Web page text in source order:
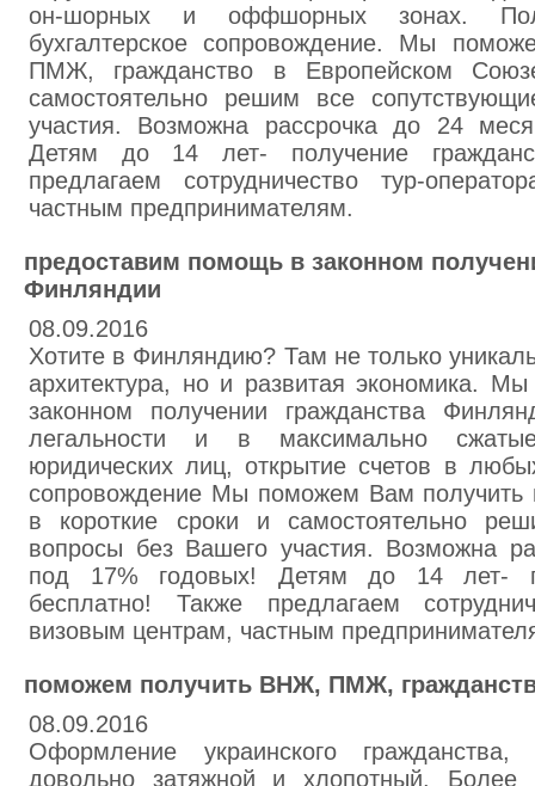
он-шорных и оффшорных зонах.
бухгалтерское сопровождение. Мы
ПМЖ, гражданство в Европейском
самостоятельно решим все
участия. Возможна рассрочка до 24
Детям до 14 лет- получение
предлагаем сотрудничество тур-
частным предпринимателям.
предоставим помощь в законном
Финляндии
08.09.2016
Хотите в Финляндию? Там не только
архитектура, но и развитая экономика.
законном получении гражданства
легальности и в максимально
юридических лиц, открытие счетов в
сопровождение Мы поможем Вам получить
в короткие сроки и самостоятельно
вопросы без Вашего участия. Возможна
под 17% годовых! Детям до 14 лет-
бесплатно! Также предлагаем
визовым центрам, частным
поможем получить ВНЖ, ПМЖ,
08.09.2016
Оформление украинского
довольно затяжной и хлопотный. Более